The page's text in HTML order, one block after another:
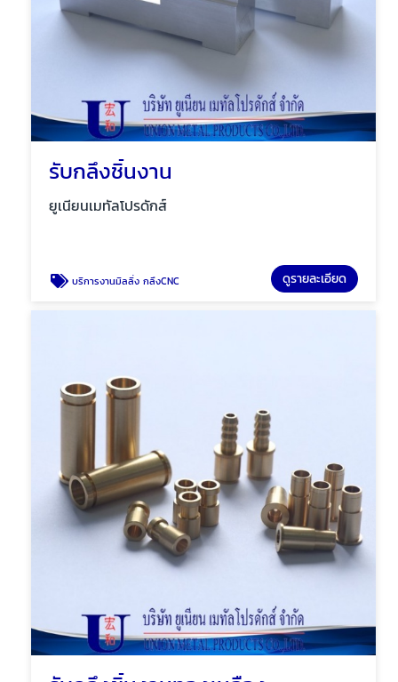
รับกลึงชิ้นงาน
ยูเนียนเมทัลโปรดักส์
บริการงานมิลลิ่ง กลึงCNC ดูรายละเอียด